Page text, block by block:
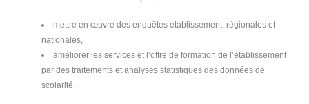
mettre en œuvre des enquêtes établissement, régionales et
nationales,
améliorer les services et l’offre de formation de l’établissement
par des traitements et analyses statistiques des données de
scolarité.